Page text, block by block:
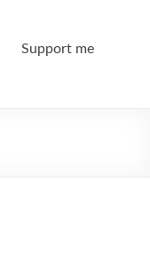
Support me